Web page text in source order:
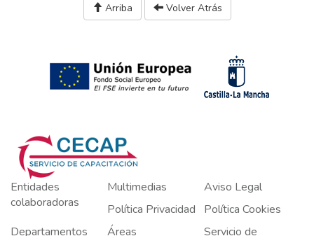
Arriba Volver Atrás
Entidades
colaboradoras
Multimedias
Aviso Legal
Política Privacidad
Política Cookies
Departamentos
Áreas
Servicio de